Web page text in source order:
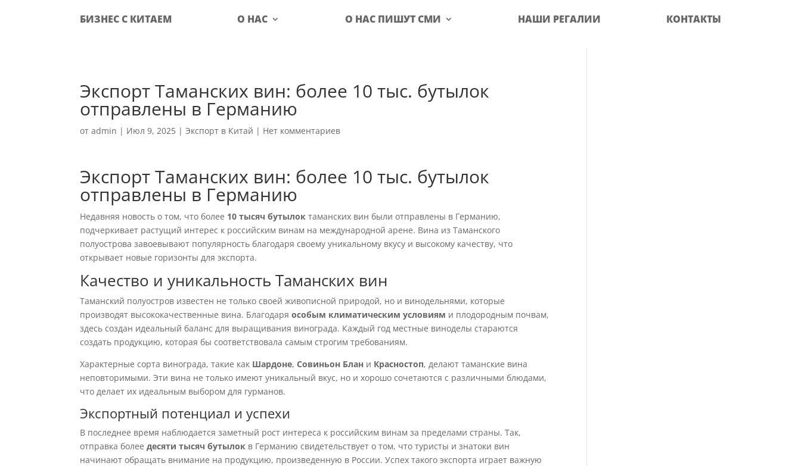
БИЗНЕС С КИТАЕМ О НАС О НАС ПИШУТ СМИ НАШИ РЕГАЛИИ КОНТАКТЫ
Экспорт Таманских вин: более 10 тыс. бутылок
отправлены в Германию
отadmin | Июл 9, 2025 |Экспорт в Китай | Нет комментариев
Экспорт Таманских вин: более 10 тыс. бутылок
отправлены в Германию
Недавняя новость о том, что более 10 тысяч бутылок таманских вин были отправлены в Германию,
подчеркивает растущий интерес к российским винам на международной арене. Вина из Таманского
полуострова завоевывают популярность благодаря своему уникальному вкусу и высокому качеству, что
открывает новые горизонты для экспорта.
Качество и уникальность Таманских вин
Таманский полуостров известен не только своей живописной природой, но и винодельнями, которые
производят высококачественные вина. Благодаряособым климатическим условиям и плодородным почвам,
здесь создан идеальный баланс для выращивания винограда. Каждый год местные виноделы стараются
создать продукцию, которая бы соответствовала самым строгим требованиям.
Характерные сорта винограда, такие как Шардоне,Совиньон Блан и Красностоп, делают таманские вина
неповторимыми. Эти вина не только имеют уникальный вкус, но и хорошо сочетаются с различными блюдами,
что делает их идеальным выбором для гурманов.
Экспортный потенциал и успехи
В последнее время наблюдается заметный рост интереса к российским винам за пределами страны. Так,
отправка болеедесяти тысяч бутылок в Германию свидетельствует о том, что туристы и знатоки вин
начинают обращать внимание на продукцию, произведенную в России. Успех такого экспорта играет важную